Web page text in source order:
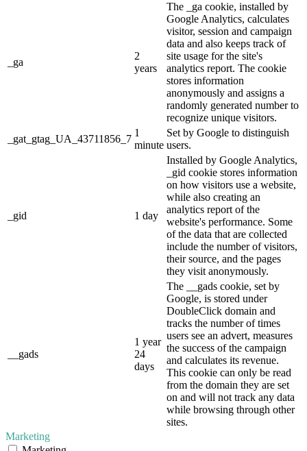
_ga
2
years
The _ga cookie, installed by
Google Analytics, calculates
visitor, session and campaign
data and also keeps track of
site usage for the site's
analytics report. The cookie
stores information
anonymously and assigns a
randomly generated number to
recognize unique visitors.
_gat_gtag_UA_43711856_7
1
minute
Set by Google to distinguish
users.
_gid 1 day
Installed by Google Analytics,
_gid cookie stores information
on how visitors use a website,
while also creating an
analytics report of the
website's performance. Some
of the data that are collected
include the number of visitors,
their source, and the pages
they visit anonymously.
__gads
1 year
24
days
The __gads cookie, set by
Google, is stored under
DoubleClick domain and
tracks the number of times
users see an advert, measures
the success of the campaign
and calculates its revenue.
This cookie can only be read
from the domain they are set
on and will not track any data
while browsing through other
sites.
Marketing